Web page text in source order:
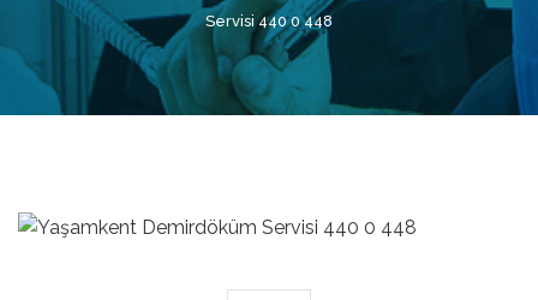
Servisi 440 0 448